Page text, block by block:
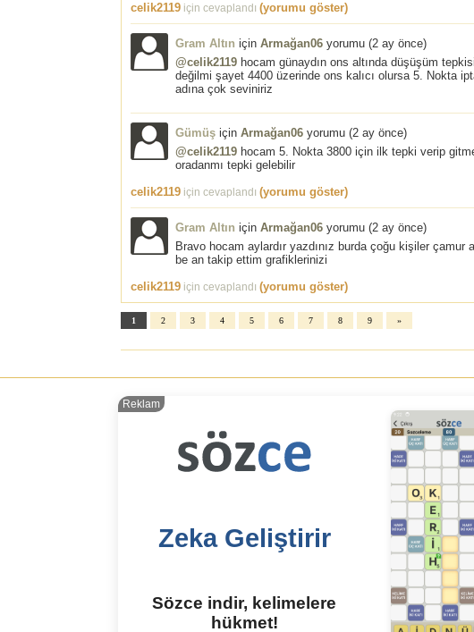
celik2119 için cevaplandı (yorumu göster)
Gram Altın için Armağan06 yorumu (2 ay önce)
@celik2119 hocam günaydın ons altında düşüşüm
değilmi şayet 4400 üzerinde ons kalıcı olursa 5. Nokta
adına çok seviniriz
Gümüş için Armağan06 yorumu (2 ay önce)
@celik2119 hocam 5. Nokta 3800 için ilk tepki verip
oradanmı tepki gelebilir
celik2119 için cevaplandı (yorumu göster)
Gram Altın için Armağan06 yorumu (2 ay önce)
Bravo hocam aylardır yazdınız burda çoğu kişiler
be an takip ettim grafiklerinizi
celik2119 için cevaplandı (yorumu göster)
1 2 3 4 5 6 7 8 9 »
Zeka Geliştirir
Sözce indir, kelimelere
hükmet!
Reklam